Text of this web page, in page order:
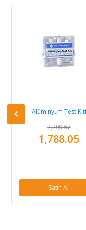
Alüminyum Test Kiti
2,200.67
1,788.05
Satın Al